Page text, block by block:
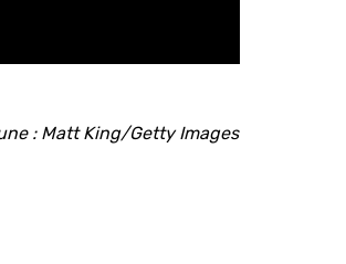
: Matt King/Getty Images